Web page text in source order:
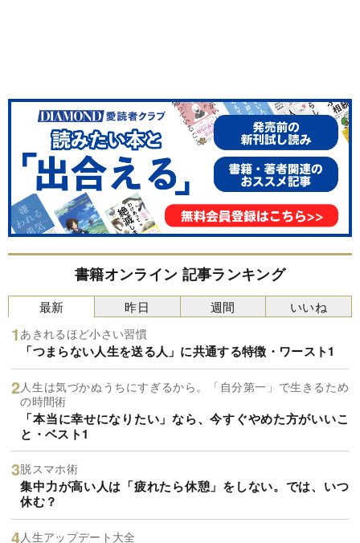
書籍オンライン 記事ランキング
最新
あきれるほど小さい習慣
「つまらない人生を送る人」に共通する特徴・ワースト1
人生は気づかぬうちにすぎるから。「自分第一」で生きるため
の時間術
「本当に幸せになりたい」なら、今すぐやめた方がいいこ
と・ベスト1
脱スマホ術
集中力が高い人は「疲れたら休憩」をしない。では、いつ
休む？
人生アップデート大全
昨日 週間 いいね